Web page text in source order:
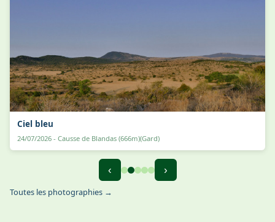
Ciel bleu
24/07/2026 - Causse de Blandas (666m)(Gard)
‹ ›
Toutes les photographies →